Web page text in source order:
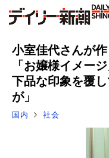
小室佳代さんが
「お嬢様イメー
下品な印象を覆
が」
国内 社会